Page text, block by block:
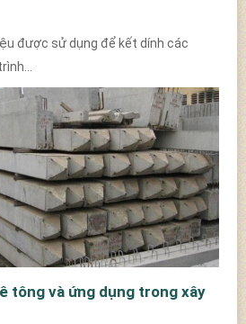
được sử dụng để kết dính các
tông và ứng dụng trong xây